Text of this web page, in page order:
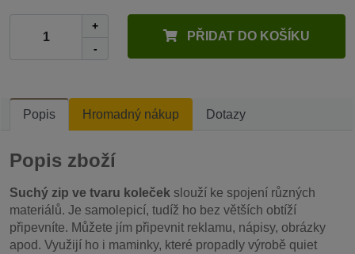
+
-
PŘIDAT DO KOŠÍKU
Popis Hromadný nákup Dotazy
Popis zboží
Suchý zip ve tvaru koleček slouží ke spojení různých
materiálů. Je samolepicí, tudíž ho bez větších obtíží
připevníte. Můžete jím připevnit reklamu, nápisy, obrázky
apod. Využijí ho i maminky, které propadly výrobě quiet